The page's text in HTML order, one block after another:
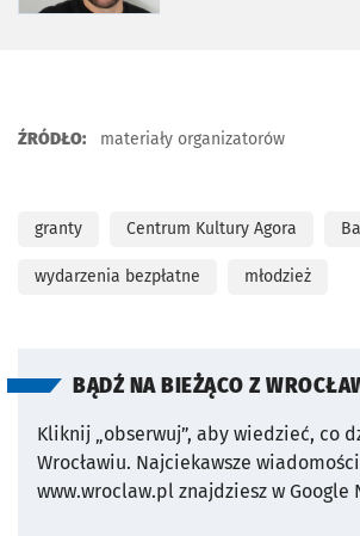
ŹRÓDŁO: materiały organizatorów
granty Centrum Kultury Agora
wydarzenia bezpłatne młodzież
BĄDŹ NA BIEŻĄCO Z
Kliknij „obserwuj”, aby wiedzieć, co
Wrocławiu. Najciekawsze
www.wroclaw.pl znajdziesz w Google